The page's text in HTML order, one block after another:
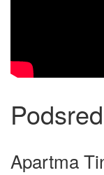
Apartma